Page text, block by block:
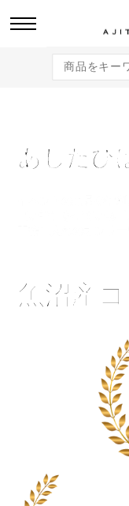
のギフト
あじたび
イベントの景品や福
魚沼産